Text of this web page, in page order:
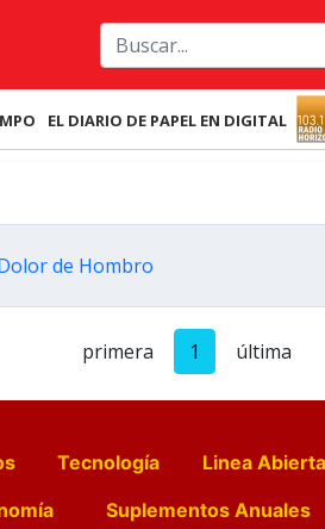
EL DIARIO DE PAPEL EN DIGITAL
de Hombro
primera 1 última
Tecnología Linea Abierta
Suplementos Anuales